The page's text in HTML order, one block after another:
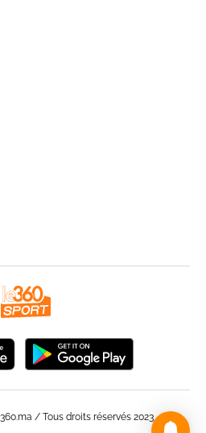
/ Tous droits réservés 2023